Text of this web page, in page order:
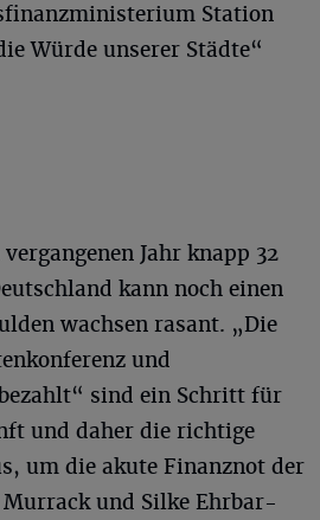
Station
Würde unserer Städte“
Jahr knapp 32
kann noch einen
wachsen rasant. „Die
und
sind ein Schritt für
und daher die richtige
um die akute Finanznot der
und Silke Ehrbar-